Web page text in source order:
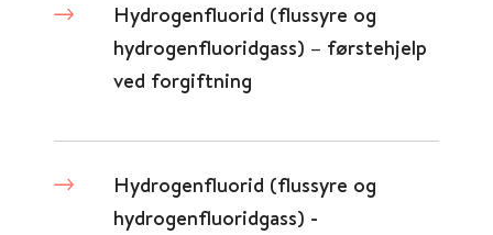
Hydrogenfluorid (flussyre og
hydrogenfluoridgass) – førstehjelp
ved forgiftning
Hydrogenfluorid (flussyre og
hydrogenfluoridgass) -